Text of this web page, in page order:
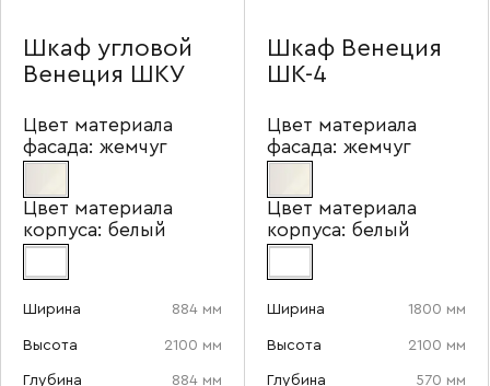
Шкаф угловой
Венеция ШКУ
Цвет материала
фасада: жемчуг
Цвет материала
корпуса: белый
Ширина 884 мм
Высота 2100 мм
Глубина 884 мм
Шкаф Венеция
ШК-4
Цвет материала
фасада: жемчуг
Цвет материала
корпуса: белый
Ширина 1800 мм
Высота 2100 мм
Глубина 570 мм